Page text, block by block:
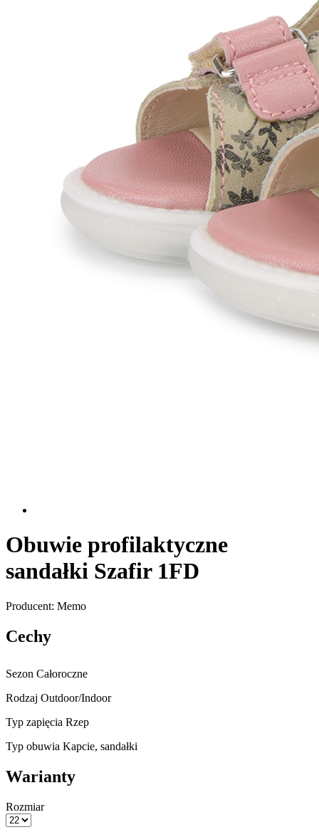
Obuwie profilaktyczne
sandałki Szafir 1FD
Producent: Memo
Cechy
Sezon Całoroczne
Rodzaj Outdoor/Indoor
Typ zapięcia Rzep
Typ obuwia Kapcie, sandałki
Warianty
Rozmiar